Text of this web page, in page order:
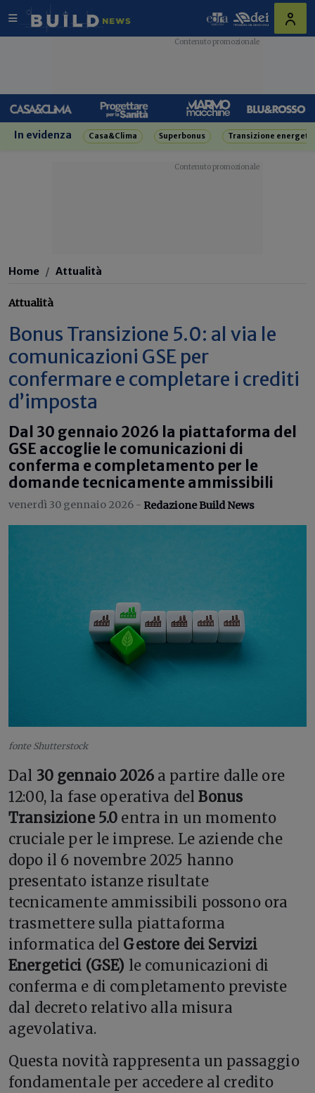
In evidenza Casa&Clima Superbonus Transizione
Home Attualità
Attualità
Bonus Transizione 5.0: al via le
comunicazioni GSE per
confermare e completare i crediti
d’imposta
Dal 30 gennaio 2026 la piattaforma del
GSE accoglie le comunicazioni di
conferma e completamento per le
domande tecnicamente ammissibili
venerdì 30 gennaio 2026 - Redazione Build News
fonte Shutterstock
Dal 30 gennaio 2026a partire dalle ore
12:00, la fase operativa delBonus
Transizione 5.0 entra in un momento
cruciale per le imprese. Le aziende che
dopo il 6 novembre 2025 hanno
presentato istanze risultate
tecnicamente ammissibili possono ora
trasmettere sulla piattaforma
informatica del Gestore dei Servizi
Energetici (GSE) le comunicazioni di
conferma e di completamento previste
dal decreto relativo alla misura
agevolativa.
Questa novità rappresenta un passaggio
fondamentale per accedere al credito